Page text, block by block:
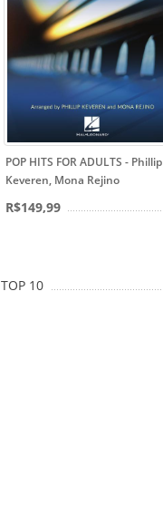
POP HITS FOR ADULTS - Phillip
Keveren, Mona Rejino
R$149,99
TOP 10